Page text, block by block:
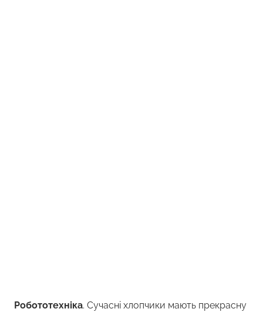
Робототехніка. Сучасні хлопчики мають прекрасну